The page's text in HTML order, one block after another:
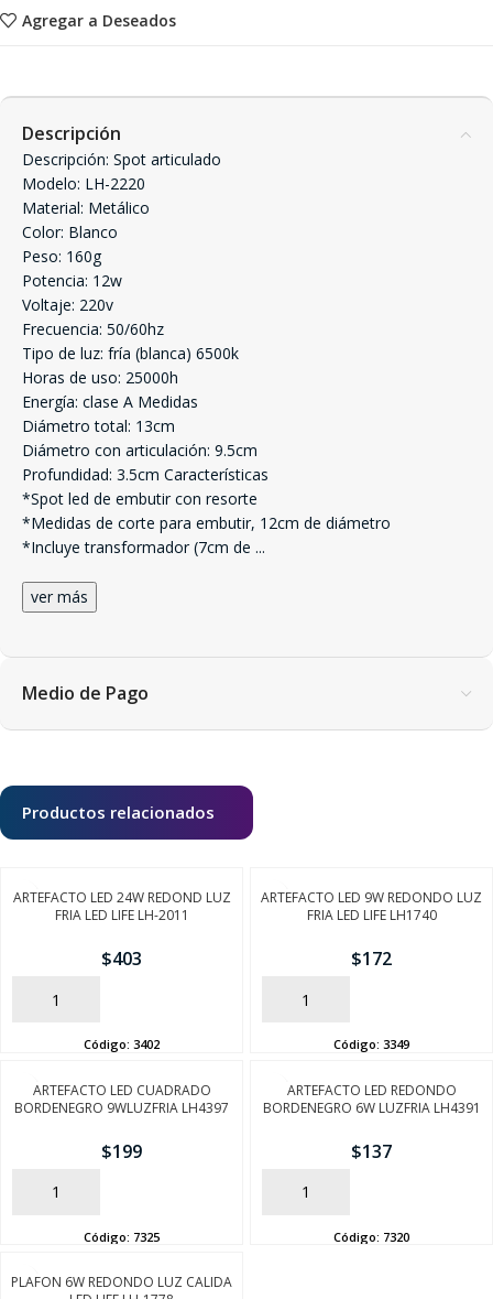
Agregar a Deseados
Descripción
Descripción: Spot articulado
Modelo: LH-2220
Material: Metálico
Color: Blanco
Peso: 160g
Potencia: 12w
Voltaje: 220v
Frecuencia: 50/60hz
Tipo de luz: fría (blanca) 6500k
Horas de uso: 25000h
Energía: clase A Medidas
Diámetro total: 13cm
Diámetro con articulación: 9.5cm
Profundidad: 3.5cm Características
*Spot led de embutir con resorte
*Medidas de corte para embutir, 12cm de diámetro
*Incluye transformador (7cm de ...
ver más
Medio de Pago
Productos relacionados
ARTEFACTO LED 24W REDOND LUZ
FRIA LED LIFE LH-2011
$403
AÑADIR
Código: 3402
ARTEFACTO LED 9W REDONDO LUZ
FRIA LED LIFE LH1740
$172
AÑADIR
Código: 3349
ARTEFACTO LED CUADRADO
BORDENEGRO 9WLUZFRIA LH4397
$199
AÑADIR
Código: 7325
ARTEFACTO LED REDONDO
BORDENEGRO 6W LUZFRIA LH4391
$137
AÑADIR
Código: 7320
PLAFON 6W REDONDO LUZ CALIDASEGUÍ COMPRANDO